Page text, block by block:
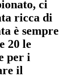
ci
ricca di
è sempre
20 le
per i
il